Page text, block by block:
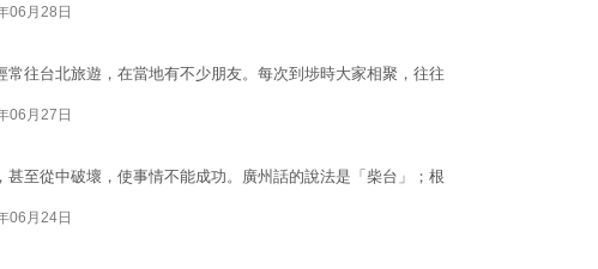
06月28日
往台北旅遊，在當地有不少朋友。每次到埗時大家相聚，往往
06月27日
至從中破壞，使事情不能成功。廣州話的說法是「柴台」；根
06月24日